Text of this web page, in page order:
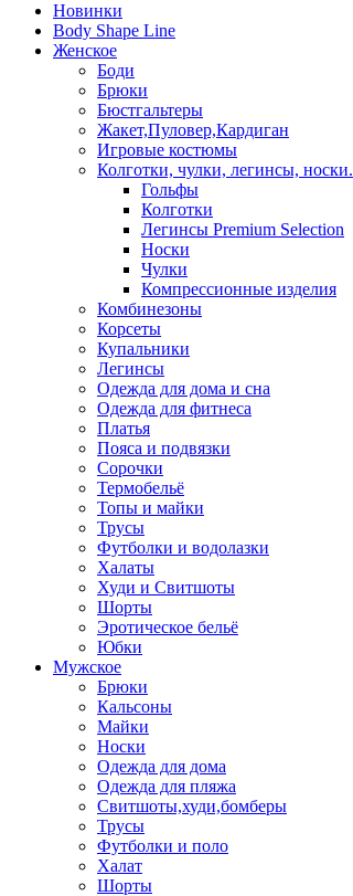
Новинки
Body Shape Line
Женское
Боди
Брюки
Бюстгальтеры
Жакет,Пуловер,Кардиган
Игровые костюмы
Колготки, чулки, легинсы, носки.
Гольфы
Колготки
Легинсы Premium Selection
Носки
Чулки
Компрессионные изделия
Комбинезоны
Корсеты
Купальники
Легинсы
Одежда для дома и сна
Одежда для фитнеса
Платья
Пояса и подвязки
Сорочки
Термобельё
Топы и майки
Трусы
Футболки и водолазки
Халаты
Худи и Свитшоты
Шорты
Эротическое бельё
Юбки
Мужское
Брюки
Кальсоны
Майки
Носки
Одежда для дома
Одежда для пляжа
Свитшоты,худи,бомберы
Трусы
Футболки и поло
Халат
Шорты